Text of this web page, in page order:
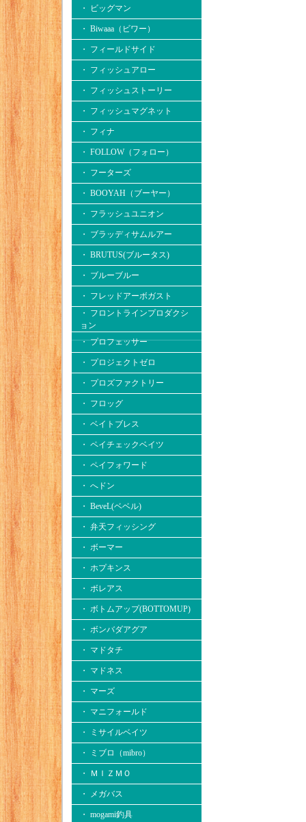
・ ビッグマン
・ Biwaaa（ビワー）
・ フィールドサイド
・ フィッシュアロー
・ フィッシュストーリー
・ フィッシュマグネット
・ フィナ
・ FOLLOW（フォロー）
・ フーターズ
・ BOOYAH（ブーヤー）
・ フラッシュユニオン
・ ブラッディサムルアー
・ BRUTUS(ブルータス)
・ ブルーブルー
・ フレッドアーボガスト
・ フロントラインプロダクシ
ョン
・ プロフェッサー
・ プロジェクトゼロ
・ プロズファクトリー
・ フロッグ
・ ベイトブレス
・ ペイチェックベイツ
・ ペイフォワード
・ へドン
・ BeveL(ベベル)
・ 弁天フィッシング
・ ボーマー
・ ホプキンス
・ ボレアス
・ ボトムアップ(BOTTOMUP)
・ ボンバダアグア
・ マドタチ
・ マドネス
・ マーズ
・ マニフォールド
・ ミサイルベイツ
・ ミブロ（mibro）
・ ＭＩＺＭＯ
・ メガバス
・ mogami釣具